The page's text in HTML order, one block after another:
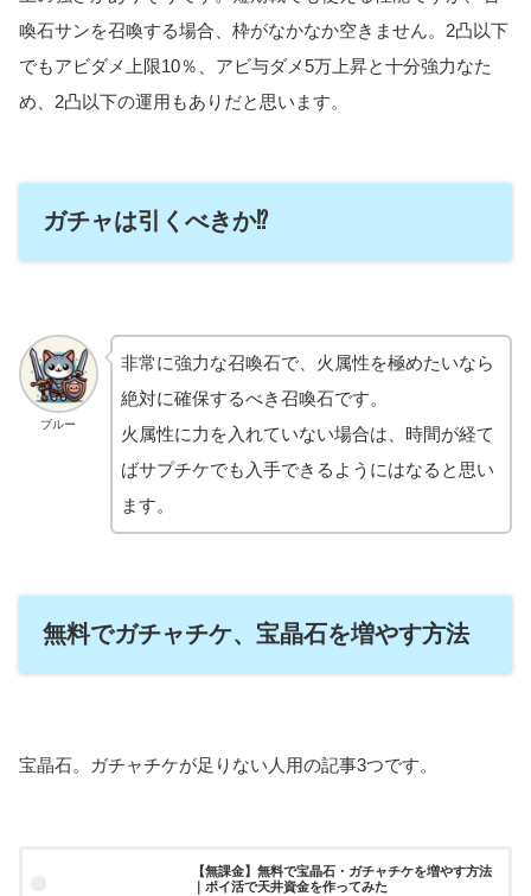
喚石サンを召喚する場合、枠がなかなか空きません。2凸以下
でもアビダメ上限10％、アビ与ダメ5万上昇と十分強力なた
め、2凸以下の運用もありだと思います。
ガチャは引くべきか⁉
ブルー
非常に強力な召喚石で、火属性を極めたいなら
絶対に確保するべき召喚石です。
火属性に力を入れていない場合は、時間が経て
ばサプチケでも入手できるようにはなると思い
ます。
無料でガチャチケ、宝晶石を増やす方法
宝晶石。ガチャチケが足りない人用の記事3つです。
【無課金】無料で宝晶石・ガチャチケを増やす方法
｜ポイ活で天井資金を作ってみた